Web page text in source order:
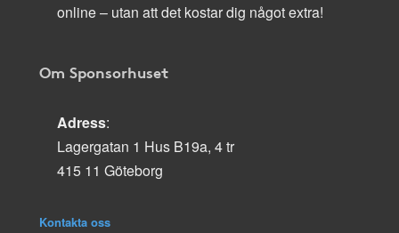
online – utan att det kostar dig något extra!
Om Sponsorhuset
Adress:
Lagergatan 1 Hus B19a, 4 tr
415 11 Göteborg
Kontakta oss